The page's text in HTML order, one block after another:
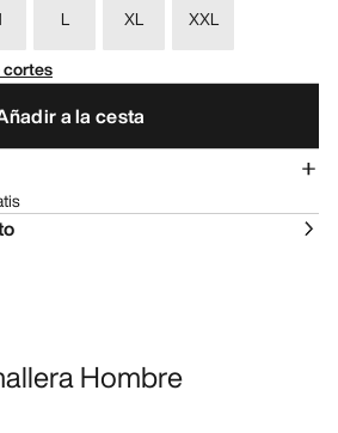
L XL
XXL
cortes
a la cesta
Hombre